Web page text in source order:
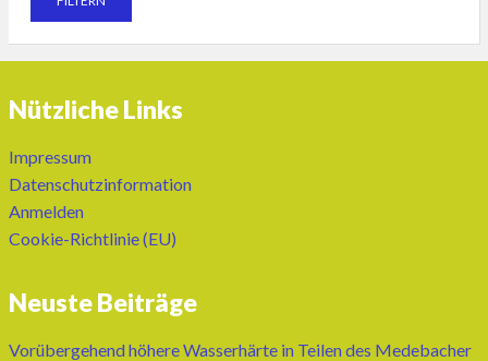
Nützliche Links
Impressum
Datenschutzinformation
Anmelden
Cookie-Richtlinie (EU)
Neuste Beiträge
Vorübergehend höhere Wasserhärte in Teilen des Medebacher